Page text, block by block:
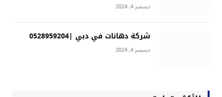
ديسمبر 4, 2024
شركة دهانات في دبي |0528959204
ديسمبر 4, 2024